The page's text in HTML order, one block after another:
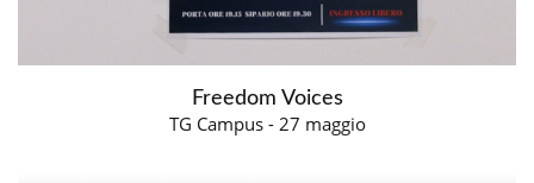
Freedom Voices
TG Campus - 27 maggio